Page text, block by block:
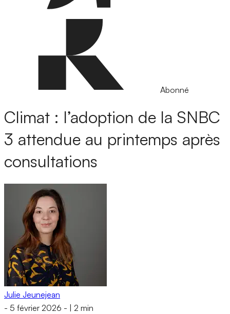
Abonné
Climat : l’adoption de la SNBC
3 attendue au printemps après
consultations
Julie Jeunejean
- 5 février 2026 - 2 min